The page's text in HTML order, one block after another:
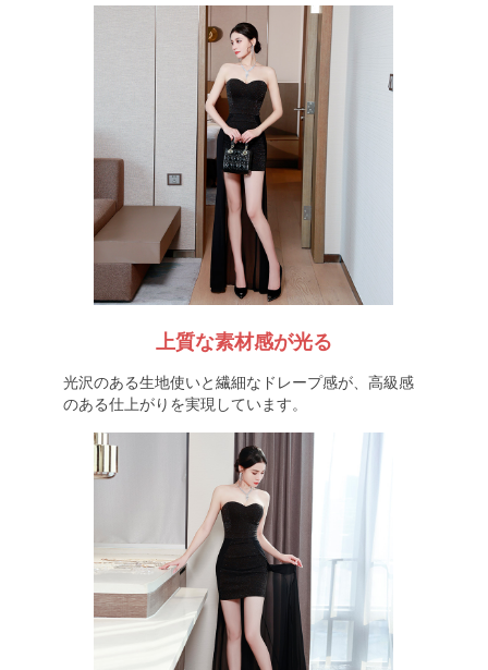
上質な素材感が光る
光沢のある生地使いと繊細なドレープ感が、高級感
のある仕上がりを実現しています。